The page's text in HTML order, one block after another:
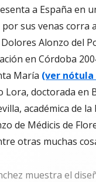
a España en
sus venas corra
Alonzo del
en Córdoba
María (ver nótula
Lora, doctorada en
académica de
de Médicis de
otras muchas
muestra el